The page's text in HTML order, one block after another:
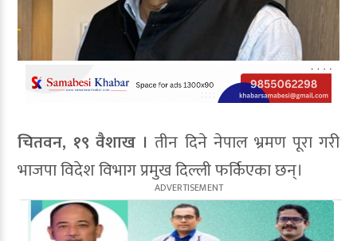
चितवन, १९ वैशाख ।तीन दिने नेपाल भ्रमण पूरा गरी
भाजपा विदेश विभाग प्रमुख दिल्ली फर्किएका छन्।